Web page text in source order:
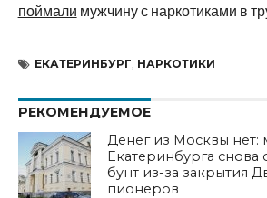
поймали мужчину с наркотиками в
ЕКАТЕРИНБУРГ НАРКОТИКИ
РЕКОМЕНДУЕМОЕ
Денег из Москвы нет:
Екатеринбурга снова
бунт из-за закрытия
пионеров